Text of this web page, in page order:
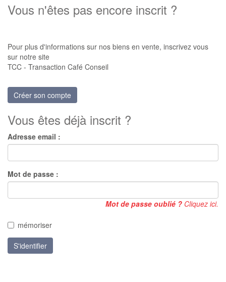
Vous n'êtes pas encore inscrit ?
Pour plus d'informations sur nos biens en vente, inscrivez vous
sur notre site
TCC - Transaction Café Conseil
Créer son compte
Vous êtes déjà inscrit ?
Adresse email :
Mot de passe :
Mot de passe oublié ? Cliquez ici.
mémoriser
S'identifier